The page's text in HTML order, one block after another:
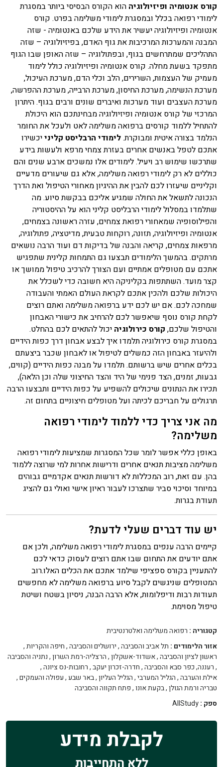
קורס אנטומיה ופיזיולוגיה הוא הקורס הבסיסי ביותר במסגרת
לימודי רפואה בכלל ובמסגרת לימודי משלימה בפרט. קורס
אנטומיה ופיזיולוגיה יעשיר את הידע שלכם באנטומיה - שזה
המבנה והמערכות המרכיבות את גוף האדם, בפיזיולוגיה – שזה
התהליכים שמתרחשים בגוף, ובפתולוגיה – שזה האופן שבו הגוף
מתפקד בשעת מחלה. קורס אנטומיה ופיזיולוגיה כולל לימוד
מעמיק של העצמות, השרירים, הלב וכלי הדם, מערכת העיכול,
מערכת הנשימה, מערכת החיסון, מערכת הרבייה, מערכת ההפרשה,
מערכת העצבים ועוד מערכות ואיברים שונים ורבים בגוף. היתרון
המרכזי של קורס אנטומיה ופיזיולוגיה מבחינתכם הוא היכולת
להתחיל ללמוד קורסים ברפואה משלימה לאט ולעכל את החומר
הנלמד בצורה איטית ומבוקרת.לימודי הרבליסט קלינייכשירו
אתכם לטפל באנשים אחרים בעזרת צמחי מרפא ולעשות בידע
שתרכשו שימוש רב ויעיל. לימודים אלו נמשכים ארבע שנים והם
כוללים לא רק לימודי רפואה משלימה, אלא גם שיעורים מדעיים
וקליניים שיעזרו לכם להבין את ההיגיון מאחורי הטיפול ואת הדרך
הנכונה לתשאל את החולה שמגיע אליכם בבקשת סיוע. מה
שתלמדו במסלול לימודי הרבליסט קליני הוא על ההיסטוריה
והפילוסופיה שמאחורי רפואת צמחים, עזרה ראשונה בצמחים,
אנטומיה ופיזיולוגיה, תזונה, רוקחות טבעית, מדיטציה, פתולוגיה,
מרפאות צמחים, קריאה והבנה של בדיקות דם ועוד הרבה נושאים
מרתקים. בהמשך הלימודים תבצעו גם התמחות קלינית שתפגיש
אתכם עם מטופלים אמתיים ועם הצורך להרכיב טיפול ממושך או
קצר מועד. השתתפות בקליניקה היא חשובה כדי לשכלל את
היכולות שלכם ולהכין אתכם לקראת העולם האמתי והעבודה
שמחכה לכם. אם יש לכם ידע ברפואה משלימה ואתם רוצים
לקחת קורס נוסף שיאפשר לכם להרחיב את כישורי האבחון
והטיפול שלכם, קורס כירולוגיה יכול להתאים לכם בהחלט.
במסגרת קורס כירולוגיה תלמדו איך לבצע אבחון דרך כפות הידיים
ולהיעזר באבחון הזה כמשלים לטיפול או לאבחון שכבר ביצעתם
בכלים אחרים שיש ברשותם. תלמדו על מבנה כפות הידיים (קווים,
גבעות, זמנים, הצד פנימי של היד והצד החיצוני שלה וכן הלאה),
תכירו את הנתונים שיכולים להשפיע על כפות הידיים ותבצעו הרבה
תרגולים על חבריכם לכיתה ועל מטופלים חיצוניים בתחום זה.
מה אני צריך כדי ללמוד לימודי רפואה
משלימה?
באופן כללי אפשר לומר שכל המסגרות שמציעות לימודי רפואה
משלימה מציבות תנאים אחרים ודרישות אחרות למי שרוצה ללמוד
בהן. עם זאת, רוב המכללות לא דורשות תנאים אקדמיים גבוהים
במיוחד וסיכוי סביר שתצרכו לעבור ראיון אישי ואולי גם להציג
תעודת בגרות.
יש עוד דברים שעלי לדעת?
קיימים הרבה ענפים במסגרת לימודי רפואה משלימה, ולכן אם
אתם יודעים את התחום שבו אתם רוצים לעסוק כדאי לכם
להתעניין בקורס ספציפי שילמד אתכם את הכלים האלו.רוב
המטופלים שניגשים לקבל סיוע ברפואה משלימה לא מחפשים
תעודות רבות ודיפלומות, אלא הרבה הבנה, ניסיון בשטח ושיטת
טיפול מסוימת.
קטגוריה : רפואה משלימה ואלטרנטיבית
אזור הלימודים : תל אביב והסביבה,ירושלים והסביבה,חיפה והקריות,
ראשון לציון והסביבה,אשדוד-אשקלון,הרצליה-רמת השרון,נתניה והסביבה
,רעננה, כפר סבא והסביבה,חדרה-זכרון יעקב,רחובות-נס ציונה,
אילת והערבה,הגליל המערבי,הגליל העליון,באר שבע,עפולה והעמקים,
טבריה ורמת הגולן,בקעת אונו,פתח תקווה והסביבה
ספק :AllStudy
לקבלת מידע
ללא התחייבות